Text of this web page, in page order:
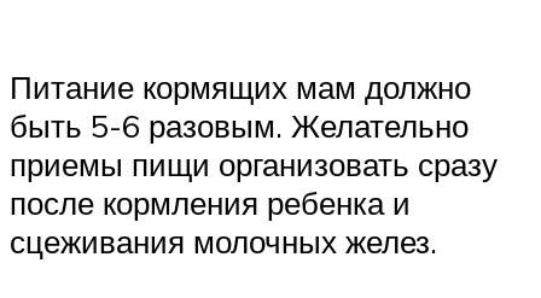
Питание кормящих мам должно
быть 5-6 разовым. Желательно
приемы пищи организовать сразу
после кормления ребенка и
сцеживания молочных желез.